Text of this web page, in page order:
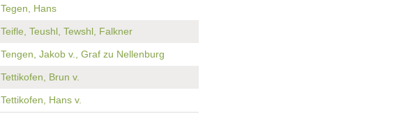
Tegen, Hans
Teifle, Teushl, Tewshl, Falkner
Tengen, Jakob v., Graf zu Nellenburg
Tettikofen, Brun v.
Tettikofen, Hans v.